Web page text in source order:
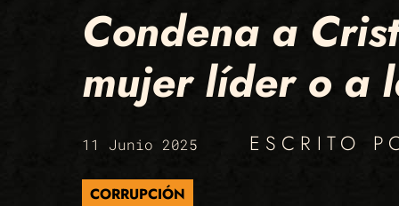
Condena a
mujer líder o a
11 Junio 2025 ESCRITO
CORRUPCIÓN